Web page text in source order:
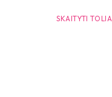
SKAITYTI